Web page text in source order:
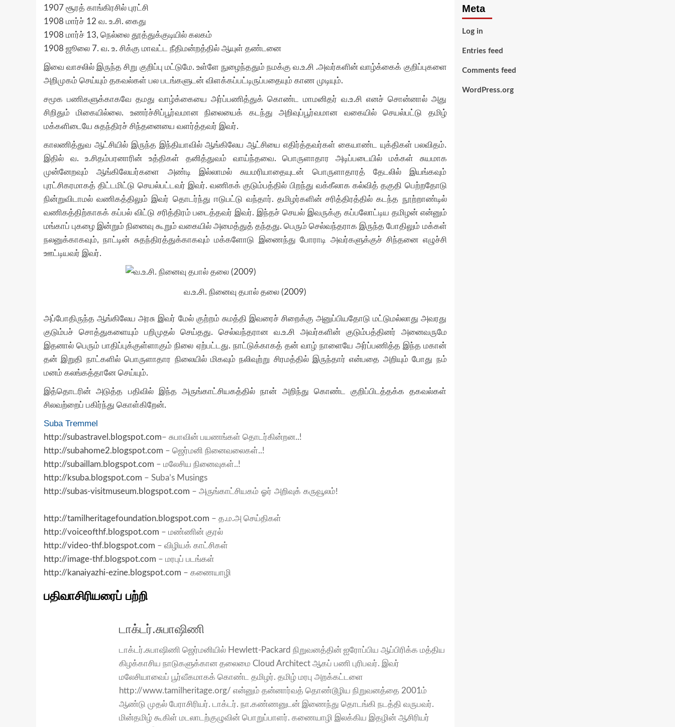
1907 சூரத் காங்கிரசில் புரட்சி
1908 மார்ச் 12 வ. உ.சி. கைது
1908 மார்ச் 13, நெல்லை தூத்துக்குடியில் கலகம்
1908 ஜூலை 7. வ. உ. சிக்கு மாவட்ட நீதிமன்றத்தில் ஆயுள் தண்டனை
இவை வாசலில் இருந்த சிறு குறிப்பு மட்டுமே. உள்ளே நுழைந்ததும் நமக்கு வ.உ.சி .அவர்களின் வாழ்க்கைக் குறிப்புகளை
அறிமுகம் செய்யும் தகவல்கள் பல படங்களுடன் விளக்கப்பட்டிருப்பதையும் காண முடியும்.
சமூக பணிகளுக்காகவே தமது வாழ்க்கையை அர்ப்பணித்துக் கொண்ட மாமனிதர் வ.உ.சி எனச் சொன்னால் அது
சிறிதும் மிகையில்லை. உணர்ச்சிப்பூர்வமான நிலையைக் கடந்து அறிவுப்பூர்வமான வகையில் செயல்பட்டு தமிழ்
மக்களிடையே சுதந்திரச் சிந்தனையை வளர்த்தவர் இவர்.
காலணித்துவ ஆட்சியில் இருந்த இந்தியாவில் ஆங்கிலேய ஆட்சியை எதிர்த்தவர்கள் கையாண்ட யுக்திகள் பலவிதம்.
இதில் வ. உ.சிதம்பரனாரின் உத்திகள் தனித்துவம் வாய்ந்தவை. பொருளாதார அடிப்படையில் மக்கள் சுயமாக
முன்னேறவும் ஆங்கிலேயர்களை அண்டி இல்லாமல் சுயமரியாதையுடன் பொருளாதாரத் தேடலில் இயங்கவும்
புரட்சிகரமாகத் திட்டமிட்டு செயல்பட்டவர் இவர். வணிகக் குடும்பத்தில் பிறந்து வக்கீலாக கல்வித் தகுதி பெற்றதோடு
நின்றுவிடாமல் வணிகத்திலும் இவர் தொடர்ந்து ஈடுபட்டு வந்தார். தமிழர்களின் சரித்திரத்தில் கடந்த நூற்றாண்டில்
வணிகத்திற்காகக் கப்பல் விட்டு சரித்திரம் படைத்தவர் இவர். இந்தச் செயல் இவருக்கு கப்பலோட்டிய தமிழன் என்னும்
மங்காப் புகழை இன்றும் நினைவு கூறும் வகையில் அமைத்துத் தந்தது. பெரும் செல்வந்தராக இருந்த போதிலும் மக்கள்
நலனுக்காகவும், நாட்டின் சுதந்திரத்துக்காகவும் மக்களோடு இணைந்து போராடி அவர்களுக்குச் சிந்தனை எழுச்சி
ஊட்டியவர் இவர்.
வ.உ.சி. நினைவு தபால் தலை (2009)
அப்போதிருந்த ஆங்கிலேய அரசு இவர் மேல் குற்றம் சுமத்தி இவரைச் சிறைக்கு அனுப்பியதோடு மட்டுமல்லாது அவரது
குடும்பச் சொத்துகளையும் பறிமுதல் செய்தது. செல்வந்தரான வ.உ.சி அவர்களின் குடும்பத்தினர் அனைவருமே
இதனால் பெரும் பாதிப்புக்குள்ளாகும் நிலை ஏற்பட்டது. நாட்டுக்காகத் தன் வாழ் நாளையே அர்ப்பணித்த இந்த மகான்
தன் இறுதி நாட்களில் பொருளாதார நிலையில் மிகவும் நலிவுற்று சிரமத்தில் இருந்தார் என்பதை அறியும் போது நம்
மனம் கலங்கத்தானே செய்யும்.
இத்தொடரின் அடுத்த பதிவில் இந்த அருங்காட்சியகத்தில் நான் அறிந்து கொண்ட குறிப்பிடத்தக்க தகவல்கள்
சிலவற்றைப் பகிர்ந்து கொள்கிறேன்.
Suba Tremmel
http://subastravel.blogspot.com– சுபாவின் பயணங்கள் தொடர்கின்றன..!
http://subahome2.blogspot.com – ஜெர்மனி நினைவலைகள்..!
http://subaillam.blogspot.com – மலேசிய நினைவுகள்..!
http://ksuba.blogspot.com – Suba’s Musings
http://subas-visitmuseum.blogspot.com – அருங்காட்சியகம் ஓர் அறிவுக் கருவூலம்!
http://tamilheritagefoundation.blogspot.com – த.ம.அ செய்திகள்
http://voiceofthf.blogspot.com – மண்ணின் குரல்
http://video-thf.blogspot.com – விழியக் காட்சிகள்
http://image-thf.blogspot.com – மரபுப் படங்கள்
http://kanaiyazhi-ezine.blogspot.com – கணையாழி
பதிவாசிரியரைப் பற்றி
டாக்டர்.சுபாஷிணி
டாக்டர்.சுபாஷிணி ஜெர்மனியில் Hewlett-Packard நிறுவனத்தின் ஐரோப்பிய ஆப்பிரிக்க மத்திய
கிழக்காசிய நாடுகளுக்கான தலைமை Cloud Architect ஆகப் பணி புரிபவர். இவர்
மலேசியாவைப் பூர்வீகமாகக் கொண்ட தமிழர். தமிழ் மரபு அறக்கட்டளை
http://www.tamilheritage.org/ என்னும் தன்னார்வத் தொண்டூழிய நிறுவனத்தை 2001ம்
ஆண்டு முதல் பேராசிரியர். டாக்டர். நா.கண்ணனுடன் இணைந்து தொடங்கி நடத்தி வருபவர்.
மின்தமிழ் கூகிள் மடலாடற்குழுவின் பொறுப்பாளர். கணையாழி இலக்கிய இதழின் ஆசிரியர்
Meta
Log in
Entries feed
Comments feed
WordPress.org